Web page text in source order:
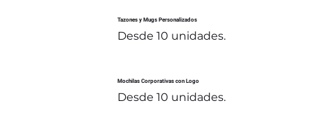
Tazones y Mugs Personalizados
Desde 10 unidades.
Mochilas Corporativas con Logo
Desde 10 unidades.